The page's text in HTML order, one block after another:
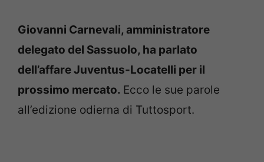
Giovanni Carnevali, amministratore
delegato del Sassuolo, ha parlato
dell’affare Juventus-Locatelli per il
prossimo mercato. Ecco le sue parole
all’edizione odierna di Tuttosport.